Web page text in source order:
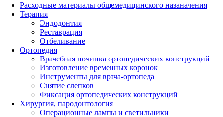
Расходные материалы общемедицинского назаначения
Терапия
Эндодонтия
Реставрация
Отбеливание
Ортопедия
Врачебная починка ортопедических конструкций
Изготовление временных коронок
Инструменты для врача-ортопеда
Снятие слепков
Фиксация ортопедических конструкций
Хирургия, пародонтология
Операционные лампы и светильники